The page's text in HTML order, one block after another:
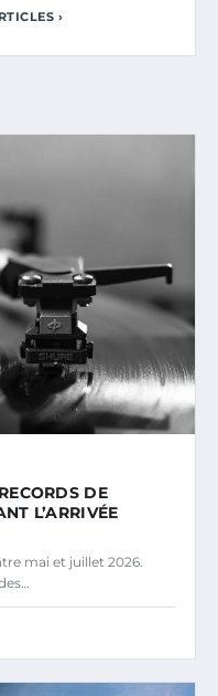
›
DE
L’ARRIVÉE
mai et juillet 2026.